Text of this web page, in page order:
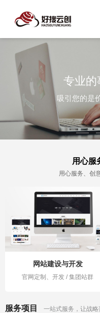
专业的
吸引您的是
用心服
用心服务、创
网站建设与开发
官网定制、开发 / 集团站群
服务项目 一站式服务，让战